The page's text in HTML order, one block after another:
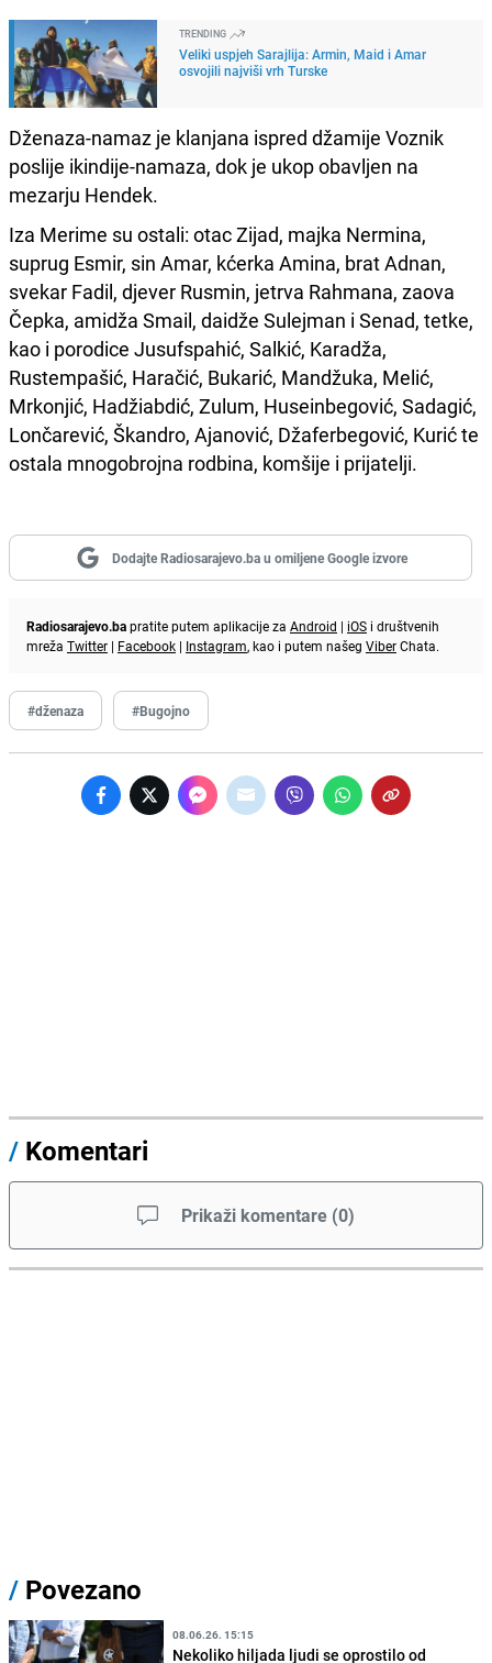
TRENDING
Veliki uspjeh Sarajlija: Armin, Maid i Amar
osvojili najviši vrh Turske
Dženaza-namaz je klanjana ispred džamije Voznik
poslije ikindije-namaza, dok je ukop obavljen na
mezarju Hendek.
Iza Merime su ostali: otac Zijad, majka Nermina,
suprug Esmir, sin Amar, kćerka Amina, brat Adnan,
svekar Fadil, djever Rusmin, jetrva Rahmana, zaova
Čepka, amidža Smail, daidže Sulejman i Senad, tetke,
kao i porodice Jusufspahić, Salkić, Karadža,
Rustempašić, Haračić, Bukarić, Mandžuka, Melić,
Mrkonjić, Hadžiabdić, Zulum, Huseinbegović, Sadagić,
Lončarević, Škandro, Ajanović, Džaferbegović, Kurić te
ostala mnogobrojna rodbina, komšije i prijatelji.
Dodajte Radiosarajevo.ba u omiljene Google izvore
Radiosarajevo.bapratite putem aplikacije za Android | iOS i društvenih
mreža Twitter | Facebook | Instagram, kao i putem našeg ViberChata.
#dženaza #Bugojno
/ Komentari
Prikaži komentare (0)
/ Povezano
08.06.26. 15:15
Nekoliko hiljada ljudi se oprostilo od